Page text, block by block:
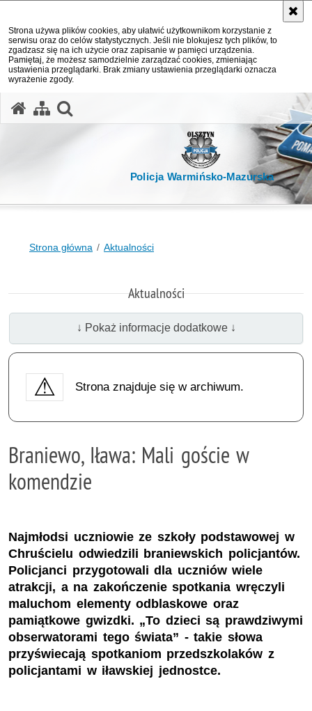
Strona używa plików cookies, aby ułatwić użytkownikom korzystanie z
serwisu oraz do celów statystycznych. Jeśli nie blokujesz tych plików, to
zgadzasz się na ich użycie oraz zapisanie w pamięci urządzenia.
Pamiętaj, że możesz samodzielnie zarządzać cookies, zmieniając
ustawienia przeglądarki. Brak zmiany ustawienia przeglądarki oznacza
wyrażenie zgody.
Policja Warmińsko-Mazurska
Strona główna Aktualności
Aktualności
↓ Pokaż informacje dodatkowe ↓
Strona znajduje się w archiwum.
Braniewo, Iława: Mali goście w
komendzie
Najmłodsi uczniowie ze szkoły podstawowej w
Chruścielu odwiedzili braniewskich policjantów.
Policjanci przygotowali dla uczniów wiele
atrakcji, a na zakończenie spotkania wręczyli
maluchom elementy odblaskowe oraz
pamiątkowe gwizdki. „To dzieci są prawdziwymi
obserwatorami tego świata” - takie słowa
przyświecają spotkaniom przedszkolaków z
policjantami w iławskiej jednostce.